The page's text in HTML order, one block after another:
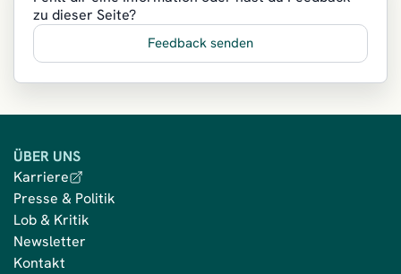
zu dieser Seite?
Feedback senden
ÜBER UNS
Karriere
Presse & Politik
Lob & Kritik
Newsletter
Kontakt